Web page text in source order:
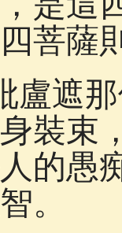
菩薩
盧遮
裝束
的愚
。